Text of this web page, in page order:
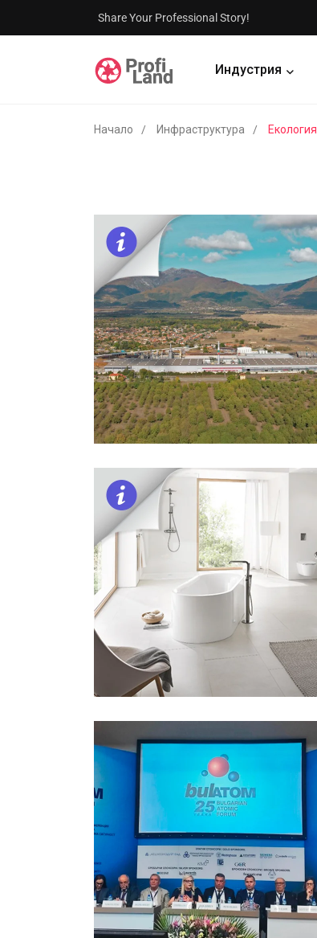
Share Your Professional Story!
Индустрия
Начало Инфраструктура Екология